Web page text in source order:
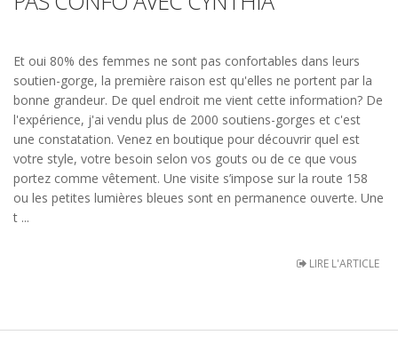
Et oui 80% des femmes ne sont pas confortables dans leurs
soutien-gorge, la première raison est qu'elles ne portent par la
bonne grandeur. De quel endroit me vient cette information? De
l'expérience, j'ai vendu plus de 2000 soutiens-gorges et c'est
une constatation. Venez en boutique pour découvrir quel est
votre style, votre besoin selon vos gouts ou de ce que vous
portez comme vêtement. Une visite s’impose sur la route 158
ou les petites lumières bleues sont en permanence ouverte. Une
t ...
LIRE L'ARTICLE